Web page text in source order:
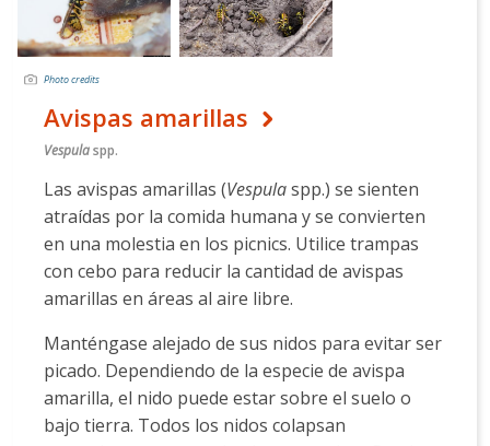
Photo credits
Avispas amarillas
Vespulaspp.
Las avispas amarillas (Vespulaspp.) se sienten
atraídas por la comida humana y se convierten
en una molestia en los picnics. Utilice trampas
con cebo para reducir la cantidad de avispas
amarillas en áreas al aire libre.
Manténgase alejado de sus nidos para evitar ser
picado. Dependiendo de la especie de avispa
amarilla, el nido puede estar sobre el suelo o
bajo tierra. Todos los nidos colapsan